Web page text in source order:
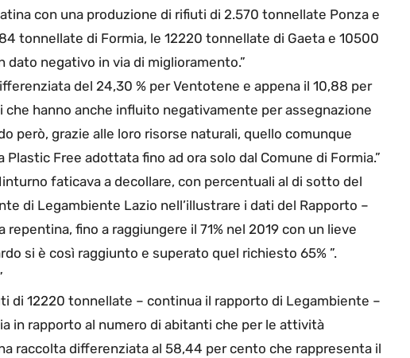
con una produzione di rifiuti di 2.570 tonnellate Ponza e
tonnellate di Formia, le 12220 tonnellate di Gaeta e 10500
negativo in via di miglioramento.”
del 24,30 % per Ventotene e appena il 10,88 per
hanno anche influito negativamente per assegnazione
però, grazie alle loro risorse naturali, quello comunque
Free adottata fino ad ora solo dal Comune di Formia.”
faticava a decollare, con percentuali al di sotto del
di Legambiente Lazio nell’illustrare i dati del Rapporto –
fino a raggiungere il 71% nel 2019 con un lieve
si è così raggiunto e superato quel richiesto 65% ”.
di 12220 tonnellate – continua il rapporto di Legambiente –
in rapporto al numero di abitanti che per le attività
raccolta differenziata al 58,44 per cento che rappresenta il